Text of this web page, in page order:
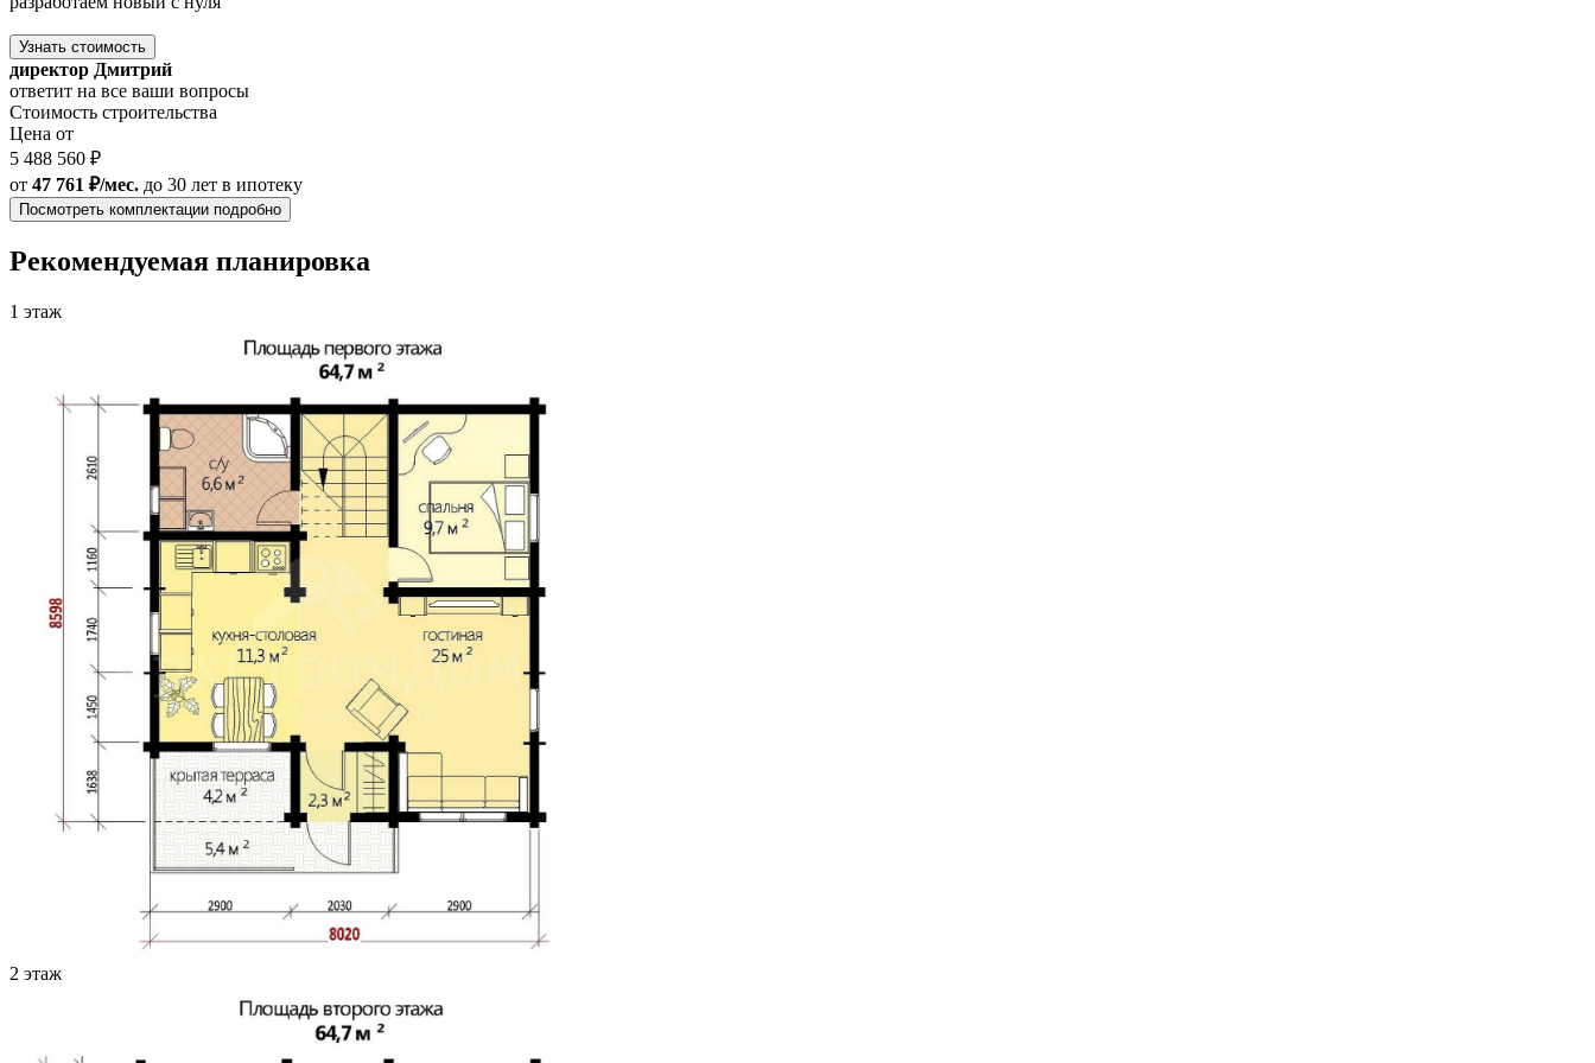
Узнать стоимость
директор Дмитрий
ответит на все ваши вопросы
Стоимость строительства
Цена от
5 488 560 ₽
от 47 761 ₽/мес. до 30 лет в ипотеку
Посмотреть комплектации подробно
Рекомендуемая планировка
1 этаж
2 этаж